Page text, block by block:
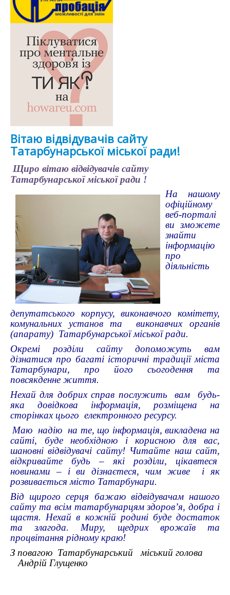
Вітаю відвідувачів сайту
Татарбунарської міської ради!
Щиро вітаю відвідувачів сайту
Татарбунарської міської ради !
На нашому
офіційному
веб-порталі
ви зможете
знайти
інформацію
про
діяльність
депутатського корпусу, виконавчого комітету,
комунальних установ та виконавчих органів
(апарату) Татарбунарської міської ради.
Окремі розділи сайту допоможуть вам
дізнатися про багаті історичні традиції міста
Татарбунари, про його сьогодення та
повсякденне життя.
Нехай для добрих справ послужить вам будь-
яка довідкова інформація, розміщена на
сторінках цього електронного ресурсу.
Маю надію на те, що інформація, викладена на
сайті, буде необхідною і корисною для вас,
шановні відвідувачі сайту! Читайте наш сайт,
відкривайте будь – які розділи, цікавтеся
новинами – і ви дізнаєтеся, чим живе і як
розвивається місто Татарбунари.
Від щирого серця бажаю відвідувачам нашого
сайту та всім татарбунарцям здоров’я, добра і
щастя. Нехай в кожній родині буде достаток
та злагода. Миру, щедрих врожаїв та
процвітання рідному краю!
З повагою Татарбунарський міський голова
Андрій Глущенко